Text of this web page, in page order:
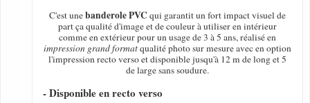
C'est unebanderole PVC qui garantit un fort impact visuel de
part ça qualité d'image et de couleur à utiliser en intérieur
comme en extérieur pour un usage de 3 à 5 ans, réalisé en
impression grand formatqualité photo sur mesure avec en option
l'impression recto verso et disponible jusqu'à 12 m de long et 5
de large sans soudure.
- Disponible en recto verso